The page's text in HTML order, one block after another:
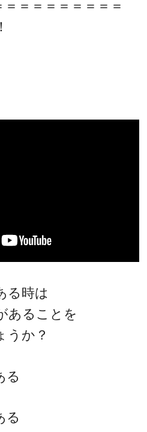
＝＝＝＝＝＝＝＝
る時は
あることを
うか？
る
る